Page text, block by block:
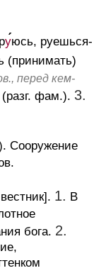
уюсь, руешься-
(принимать)
перед кем-
фам.). 3.
Сооружение
1. В
бога. 2.